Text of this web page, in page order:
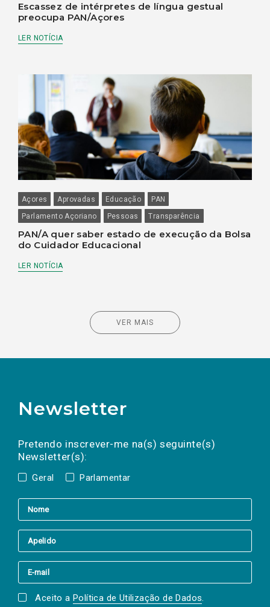
Escassez de intérpretes de língua gestual
preocupa PAN/Açores
LER NOTÍCIA
Açores Aprovadas Educação
PAN
Parlamento Açoriano
Pessoas Transparência
PAN/A quer saber estado de execução da Bolsa
do Cuidador Educacional
LER NOTÍCIA
VER MAIS
Newsletter
Pretendo inscrever-me na(s) seguinte(s)
Newsletter(s):
Geral Parlamentar
a(s) newsletter(s).
mail
Aceito a Política de Utilização de Dados.